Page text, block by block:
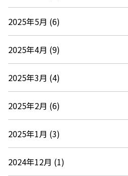
2025年5月 (6)
2025年4月 (9)
2025年3月 (4)
2025年2月 (6)
2025年1月 (3)
2024年12月 (1)